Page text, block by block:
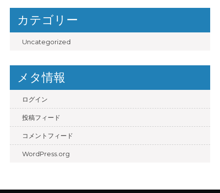
カテゴリー
Uncategorized
メタ情報
ログイン
投稿フィード
コメントフィード
WordPress.org